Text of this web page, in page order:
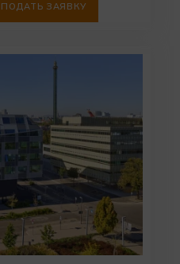
ПОДАТЬ ЗАЯВКУ